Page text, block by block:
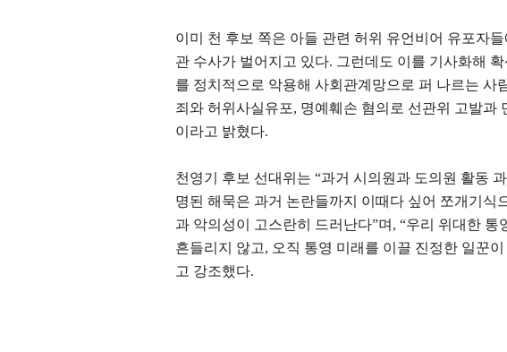
이미 천 후보 쪽은 아들 관련 허위 유언비어 유포자
관 수사가 벌어지고 있다. 그런데도 이를 기사화해
를 정치적으로 악용해 사회관계망으로 퍼 나르는 사
죄와 허위사실유포, 명예훼손 혐의로 선관위 고발과
이라고 밝혔다.
천영기 후보 선대위는 “과거 시의원과 도의원 활동
명된 해묵은 과거 논란들까지 이때다 싶어 쪼개기식
과 악의성이 고스란히 드러난다”며 , “우리 위대한 통
흔들리지 않고, 오직 통영 미래를 이끌 진정한 일꾼
고 강조했다.